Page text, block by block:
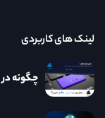
لینک های کاربردی
چگونه در